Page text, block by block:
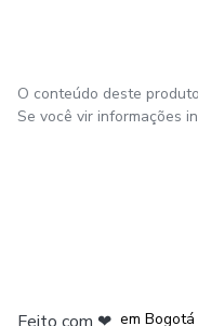
O conteúdo deste
Se você vir informações
em Bogotá